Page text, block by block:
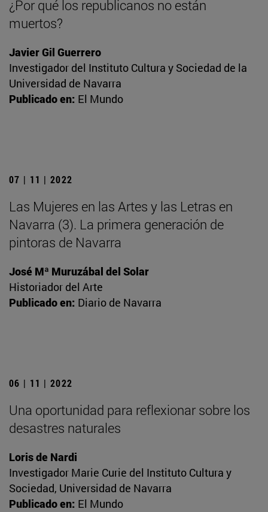
¿Por qué los republicanos no están
muertos?
Javier Gil Guerrero
Investigador del Instituto Cultura y Sociedad de la
Universidad de Navarra
Publicado en: El Mundo
07 | 11 | 2022
Las Mujeres en las Artes y las Letras en
Navarra (3). La primera generación de
pintoras de Navarra
José Mª Muruzábal del Solar
Historiador del Arte
Publicado en: Diario de Navarra
06 | 11 | 2022
Una oportunidad para reflexionar sobre los
desastres naturales
Loris de Nardi
Investigador Marie Curie del Instituto Cultura y
Sociedad, Universidad de Navarra
Publicado en: El Mundo